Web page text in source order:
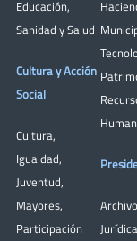
Educación,
Sanidad y Salud
Cultura y Acción
Social
Cultura,
Igualdad,
Juventud,
Mayores,
Participación
Archivo
Jurídica